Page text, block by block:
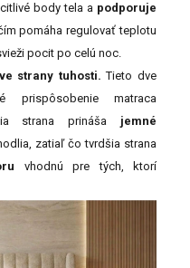
body tela a podporuje
pomáha regulovať teplotu
pocit po celú noc.
strany tuhosti. Tieto dve
prispôsobenie matraca
strana prináša jemné
zatiaľ čo tvrdšia strana
vhodnú pre tých, ktorí